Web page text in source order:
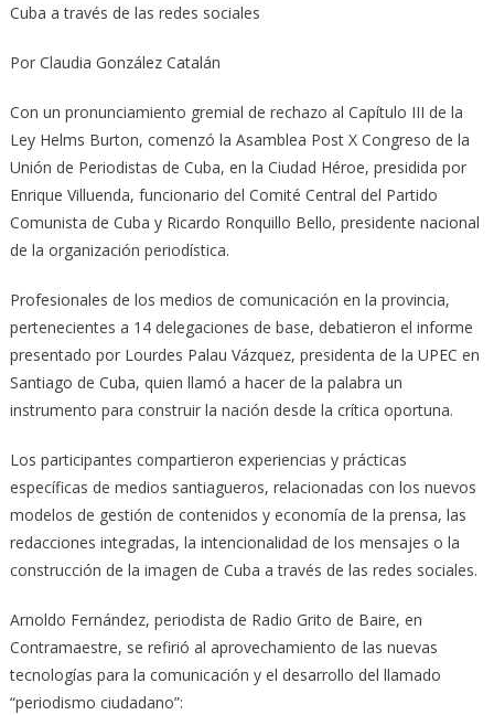
Cuba a través de las redes sociales
Por Claudia González Catalán
Con un pronunciamiento gremial de rechazo al Capítulo III de la
Ley Helms Burton, comenzó la Asamblea Post X Congreso de la
Unión de Periodistas de Cuba, en la Ciudad Héroe, presidida por
Enrique Villuenda, funcionario del Comité Central del Partido
Comunista de Cuba y Ricardo Ronquillo Bello, presidente nacional
de la organización periodística.
Profesionales de los medios de comunicación en la provincia,
pertenecientes a 14 delegaciones de base, debatieron el informe
presentado por Lourdes Palau Vázquez, presidenta de la UPEC en
Santiago de Cuba, quien llamó a hacer de la palabra un
instrumento para construir la nación desde la crítica oportuna.
Los participantes compartieron experiencias y prácticas
específicas de medios santiagueros, relacionadas con los nuevos
modelos de gestión de contenidos y economía de la prensa, las
redacciones integradas, la intencionalidad de los mensajes o la
construcción de la imagen de Cuba a través de las redes sociales.
Arnoldo Fernández, periodista de Radio Grito de Baire, en
Contramaestre, se refirió al aprovechamiento de las nuevas
tecnologías para la comunicación y el desarrollo del llamado
“periodismo ciudadano”: